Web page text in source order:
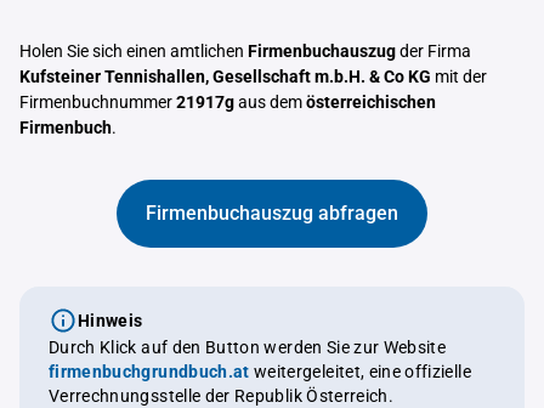
Holen Sie sich einen amtlichen Firmenbuchauszugder Firma
Kufsteiner Tennishallen, Gesellschaft m.b.H. & Co KG mit der
Firmenbuchnummer21917gaus demösterreichischen
Firmenbuch.
Firmenbuchauszug abfragen
Hinweis
Durch Klick auf den Button werden Sie zur Website
firmenbuchgrundbuch.at weitergeleitet, eine offizielle
Verrechnungsstelle der Republik Österreich.